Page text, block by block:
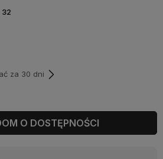
32
za 30 dni
O DOSTĘPNOŚCI